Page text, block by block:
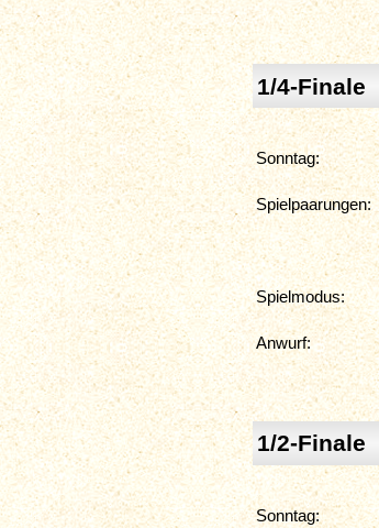
1/4-Finale
Sonntag:
Spielpaarungen:
Spielmodus:
Anwurf:
1/2-Finale
Sonntag: